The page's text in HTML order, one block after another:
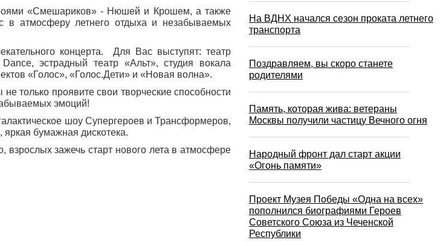
«Смешариков» - Нюшей и Крошем, а также
в атмосферу летнего отдыха и незабываемых
концерта. Для Вас выступят: театр
эстрадный театр «Альт», студия вокала
«Голос», «Голос.Дети» и «Новая волна».
только проявите свои творческие способности
эмоций!
шоу Супергероев и Трансформеров,
яркая бумажная дискотека.
зажечь старт нового лета в атмосфере
На ВДНХ начался сезон проката летнего
транспорта
Поздравляем, вы скоро станете
родителями
Память, которая жива: ветераны
Москвы получили частицу Вечного огня
Народный фронт дал старт акции
«Огонь памяти»
Проект Музея Победы «Одна на всех»
пополнился биографиями Героев
Советского Союза из Чеченской
Республики